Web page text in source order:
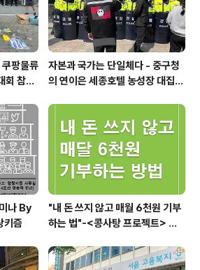
팡물류
회 참가
자본과 국가는 단일체다 - 중구청
의 연이은 세종호텔 농성장 대집행
나 By
키즘
"내 돈 쓰지 않고 매월 6천원 기부
하는 법"-<콩사탕 프로젝트> 안